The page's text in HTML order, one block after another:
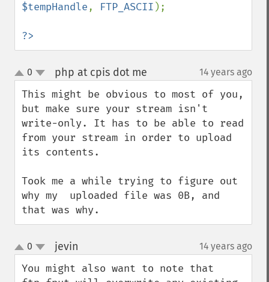
$tempHandle, FTP_ASCII );
?>
up
down
0 php at cpis dot me 14 years ago
This might be obvious to most of you,
but make sure your stream isn't
write-only. It has to be able to read
from your stream in order to upload
its contents.
Took me a while trying to figure out
why my  uploaded file was 0B, and
that was why.
up
down
0 jevin 14 years ago
You might also want to note that